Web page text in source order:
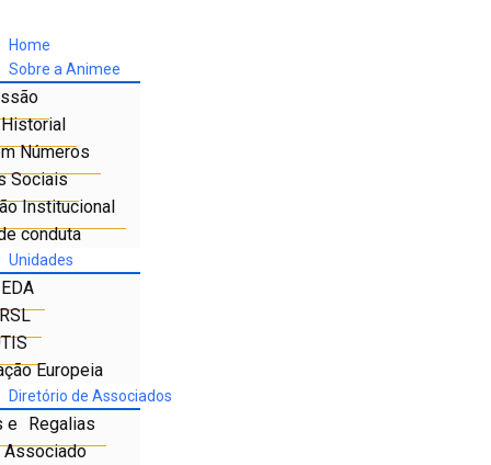
Home
Sobre a Animee
Números
Sociais
Institucional
conduta
Unidades
Europeia
Diretório de Associados
e Regalias
Associado